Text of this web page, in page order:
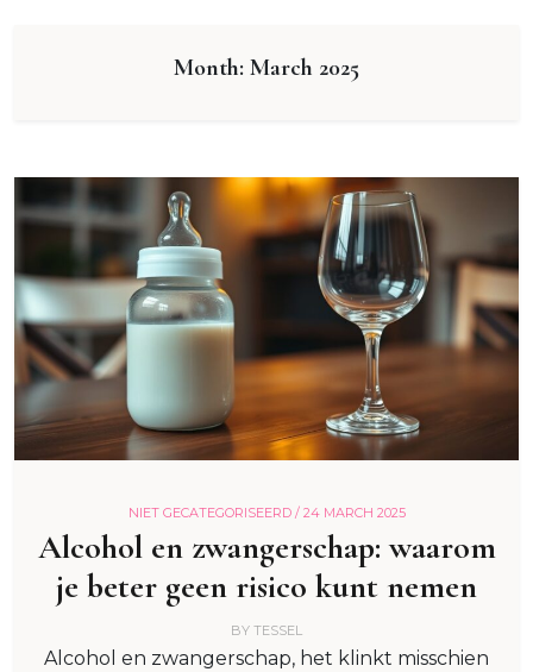
Month: March 2025
NIET GECATEGORISEERD /24 MARCH 2025
Alcohol en zwangerschap: waarom
je beter geen risico kunt nemen
BY TESSEL
Alcohol en zwangerschap, het klinkt misschien